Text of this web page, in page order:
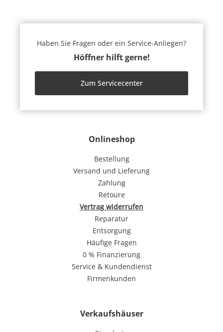
Onlineshop
Bestellung
Versand und Lieferung
Zahlung
Retoure
Vertrag widerrufen
Reparatur
Entsorgung
Häufige Fragen
0 % Finanzierung
Service & Kundendienst
Firmenkunden
Verkaufshäuser
Haben Sie Fragen oder ein Service-Anliegen?
Höffner hilft gerne!
Zum Servicecenter